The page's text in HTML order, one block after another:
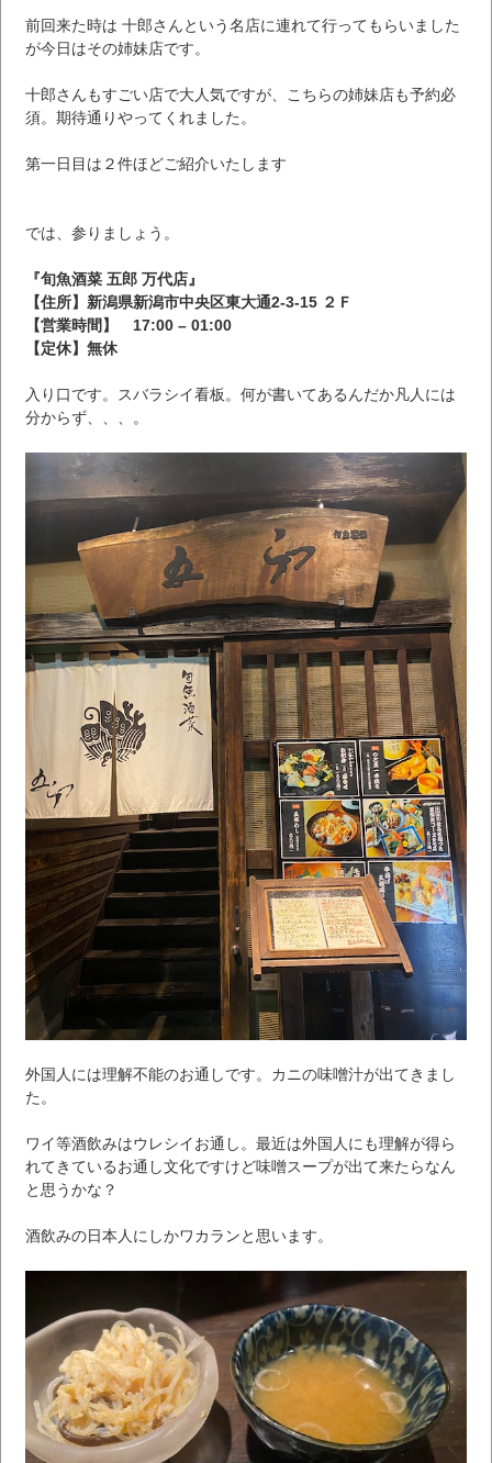
前回来た時は 十郎さんという名店に連れて行ってもらいました
が今日はその姉妹店です。
十郎さんもすごい店で大人気ですが、こちらの姉妹店も予約必
須。期待通りやってくれました。
第一日目は２件ほどご紹介いたします
では、参りましょう。
『旬魚酒菜 五郎 万代店』
【住所】新潟県新潟市中央区東大通2-3-15 ２Ｆ
【営業時間】 17:00 – 01:00
【定休】無休
入り口です。スバラシイ看板。何が書いてあるんだか凡人には
分からず、、、。
外国人には理解不能のお通しです。カニの味噌汁が出てきまし
た。
ワイ等酒飲みはウレシイお通し。最近は外国人にも理解が得ら
れてきているお通し文化ですけど味噌スープが出て来たらなん
と思うかな？
酒飲みの日本人にしかワカランと思います。